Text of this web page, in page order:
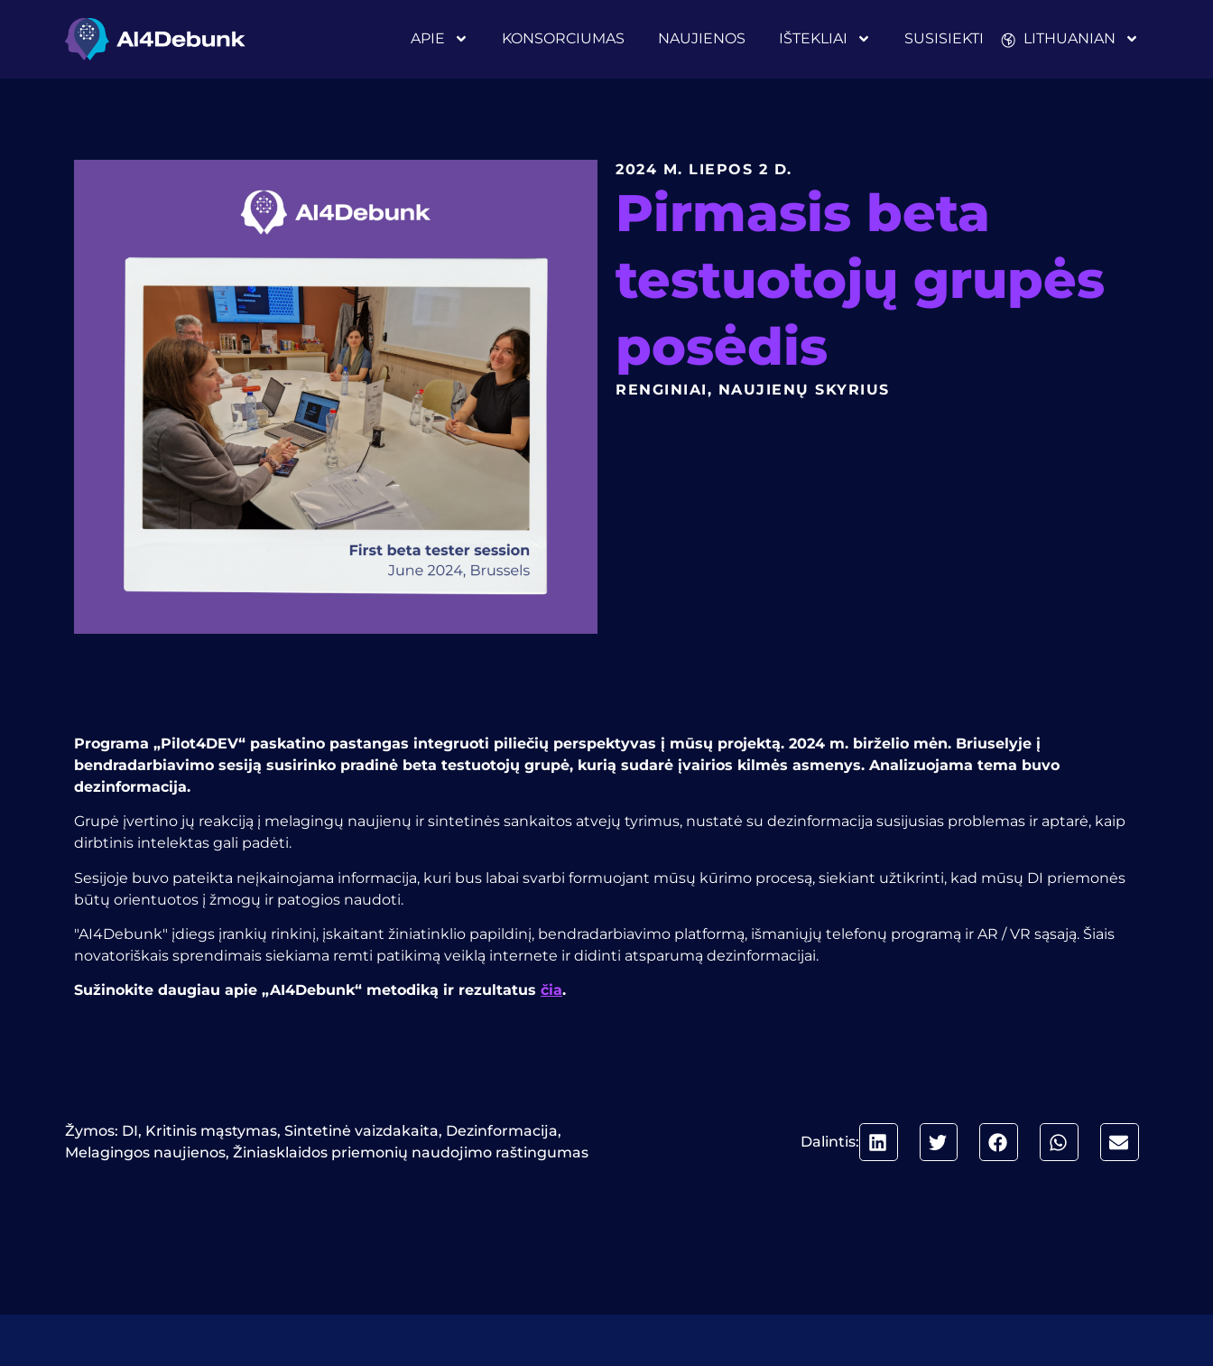
APIE KONSORCIUMAS NAUJIENOS IŠTEKLIAI SUSISIEKTI LITHUANIAN
2024 M. LIEPOS 2 D.
Pirmasis beta
testuotojų grupės
posėdis
RENGINIAI, NAUJIENŲ SKYRIUS
Programa „Pilot4DEV“ paskatino pastangas integruoti piliečių perspektyvas į mūsų projektą. 2024 m. birželio mėn. Briuselyje į
bendradarbiavimo sesiją susirinko pradinė beta testuotojų grupė, kurią sudarė įvairios kilmės asmenys. Analizuojama tema buvo
dezinformacija.
Grupė įvertino jų reakciją į melagingų naujienų ir sintetinės sankaitos atvejų tyrimus, nustatė su dezinformacija susijusias problemas ir aptarė, kaip
dirbtinis intelektas gali padėti.
Sesijoje buvo pateikta neįkainojama informacija, kuri bus labai svarbi formuojant mūsų kūrimo procesą, siekiant užtikrinti, kad mūsų DI priemonės
būtų orientuotos į žmogų ir patogios naudoti.
"AI4Debunk" įdiegs įrankių rinkinį, įskaitant žiniatinklio papildinį, bendradarbiavimo platformą, išmaniųjų telefonų programą ir AR / VR sąsają. Šiais
novatoriškais sprendimais siekiama remti patikimą veiklą internete ir didinti atsparumą dezinformacijai.
Sužinokite daugiau apie „AI4Debunk“ metodiką ir rezultatus čia.
Žymos: DI, Kritinis mąstymas, Sintetinė vaizdakaita, Dezinformacija,
Melagingos naujienos, Žiniasklaidos priemonių naudojimo raštingumas
Dalintis: